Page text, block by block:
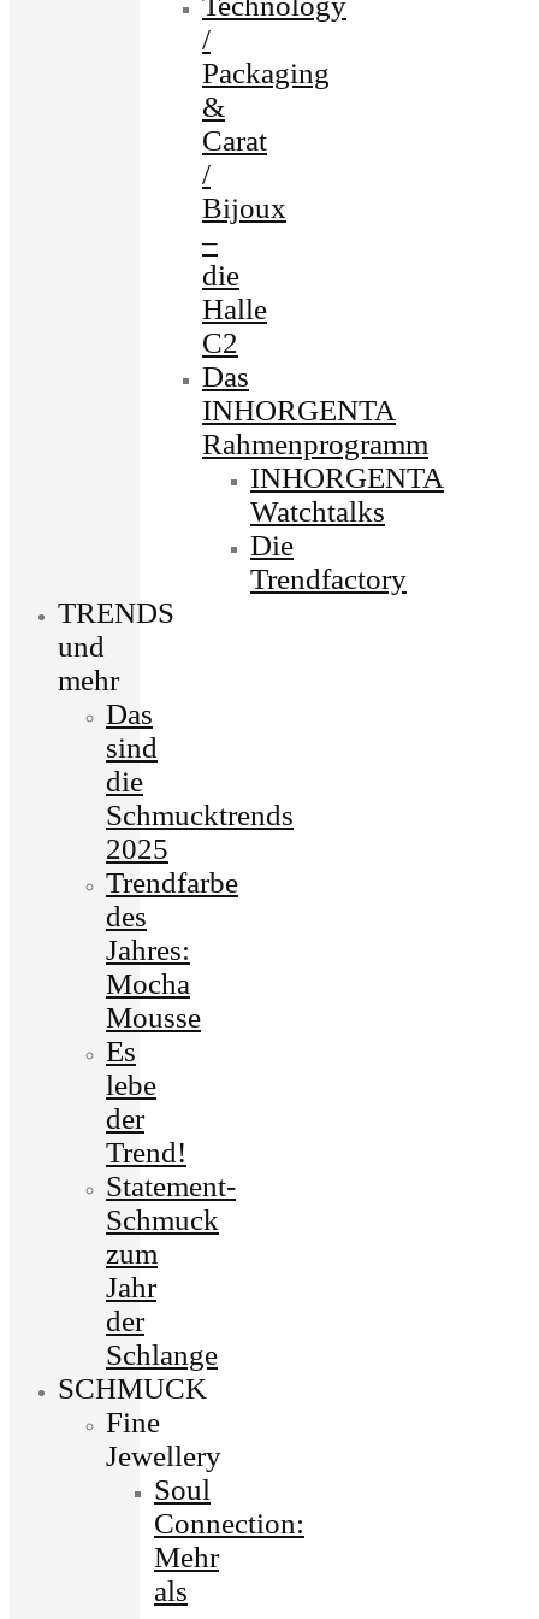
/
Packaging
&
Carat
/
Bijoux
–
die
Halle
C2
Das
INHORGENTA
Rahmenprogramm
INHORGENTA
Watchtalks
Die
Trendfactory
TRENDS
und
mehr
Das
sind
die
Schmucktrends
2025
Trendfarbe
des
Jahres:
Mocha
Mousse
Es
lebe
der
Trend!
Statement-
Schmuck
zum
Jahr
der
Schlange
SCHMUCK
Fine
Jewellery
Soul
Connection:
Mehr
als